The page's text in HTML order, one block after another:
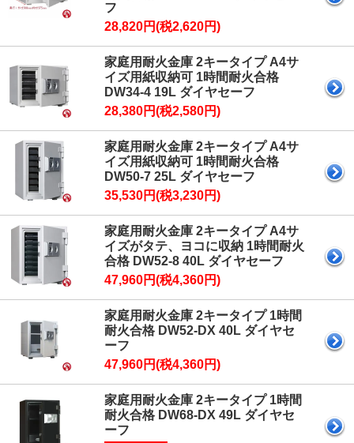
フ
28,820円(税2,620円)
家庭用耐火金庫 2キータイプ A4サ
イズ用紙収納可 1時間耐火合格
DW34-4 19L ダイヤセーフ
28,380円(税2,580円)
家庭用耐火金庫 2キータイプ A4サ
イズ用紙収納可 1時間耐火合格
DW50-7 25L ダイヤセーフ
35,530円(税3,230円)
家庭用耐火金庫 2キータイプ A4サ
イズがタテ、ヨコに収納 1時間耐火
合格 DW52-8 40L ダイヤセーフ
47,960円(税4,360円)
家庭用耐火金庫 2キータイプ 1時間
耐火合格 DW52-DX 40L ダイヤセ
ーフ
47,960円(税4,360円)
家庭用耐火金庫 2キータイプ 1時間
耐火合格 DW68-DX 49L ダイヤセ
ーフ